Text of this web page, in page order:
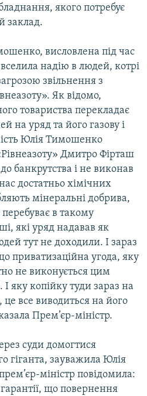
якого потребує
заклад.
висловлена під час
надію в людей, котрі
звільнення з
Як відомо,
товариства перекладає
на уряд та його газову і
Юлія Тимошенко
Дмитро Фірташ
банкрутства і не виконав
достатньо хімічних
мінеральні добрива,
перебуває в такому
які уряд надавав як
тут не доходили. І зараз
приватизаційна угода, яку
не виконується цим
яку копійку туди зараз на
це все виводиться на його
Прем’єр-міністр.
суди домогтися
гіганта, зауважила Юлія
міністр повідомила:
що повернення